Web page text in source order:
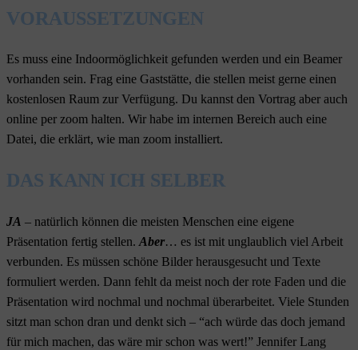
VORAUSSETZUNGEN
Es muss eine Indoormöglichkeit gefunden werden und ein Beamer
vorhanden sein. Frag eine Gaststätte, die stellen meist gerne einen
kostenlosen Raum zur Verfügung. Du kannst den Vortrag aber auch
online per zoom halten. Wir habe im internen Bereich auch eine
Datei, die erklärt, wie man zoom installiert.
DAS KANN ICH SELBER
JA – natürlich können die meisten Menschen eine eigene
Präsentation fertig stellen. Aber… es ist mit unglaublich viel Arbeit
verbunden. Es müssen schöne Bilder herausgesucht und Texte
formuliert werden. Dann fehlt da meist noch der rote Faden und die
Präsentation wird nochmal und nochmal überarbeitet. Viele Stunden
sitzt man schon dran und denkt sich – “ach würde das doch jemand
für mich machen, das wäre mir schon was wert!” Jennifer Lang